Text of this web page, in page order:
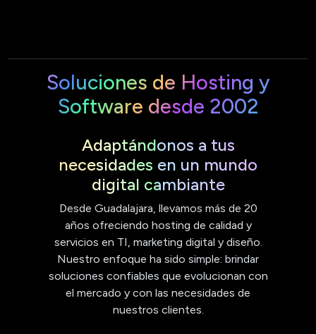
Soluciones de Hosting y
Software desde 2002
Adaptándonos a tus
necesidades en un mundo
digital cambiante
Desde Guadalajara, llevamos más de 20
años ofreciendo hosting de calidad y
servicios en TI, marketing digital y diseño.
Nuestro enfoque ha sido simple: brindar
soluciones confiables que evolucionan con
el mercado y con las necesidades de
nuestros clientes.